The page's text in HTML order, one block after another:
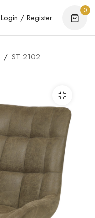
Login / Register
0
ST 2102